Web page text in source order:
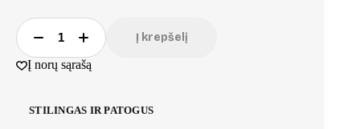
Į krepšelį
Į norų sąrašą
STILINGAS IR PATOGUS